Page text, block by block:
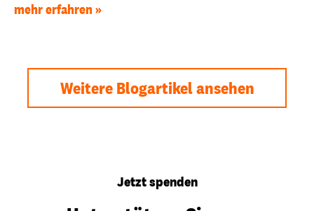
mehr erfahren
Weitere Blogartikel ansehen
Jetzt spenden